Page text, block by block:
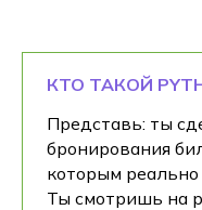
КТО ТАКОЙ
Представь: ты
бронирования
которым реально
Ты смотришь на